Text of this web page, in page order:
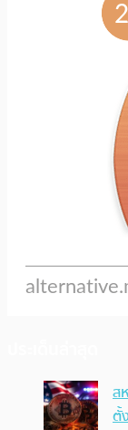
ส
ตั้